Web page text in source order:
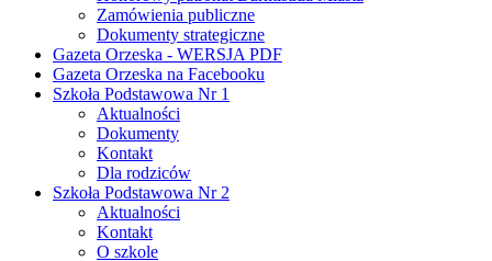
Zamówienia publiczne
Dokumenty strategiczne
Gazeta Orzeska - WERSJA PDF
Gazeta Orzeska na Facebooku
Szkoła Podstawowa Nr 1
Aktualności
Dokumenty
Kontakt
Dla rodziców
Szkoła Podstawowa Nr 2
Aktualności
Kontakt
O szkole